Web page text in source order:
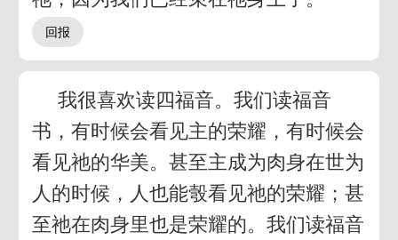
我很喜欢读四福音。我们读福音
书，有时候会看见主的荣耀，有时候会
看见祂的华美。甚至主成为肉身在世为
人的时候，人也能彀看见祂的荣耀；甚
至祂在肉身里也是荣耀的。我们读福音